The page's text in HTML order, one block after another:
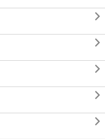




